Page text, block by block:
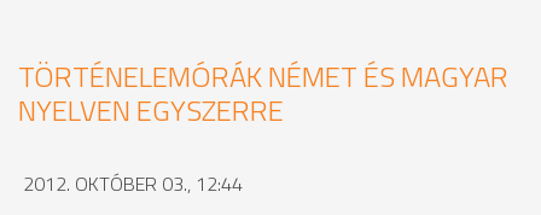
TÖRTÉNELEMÓRÁK NÉMET ÉS MAGYAR
NYELVEN EGYSZERRE
2012. OKTÓBER 03., 12:44